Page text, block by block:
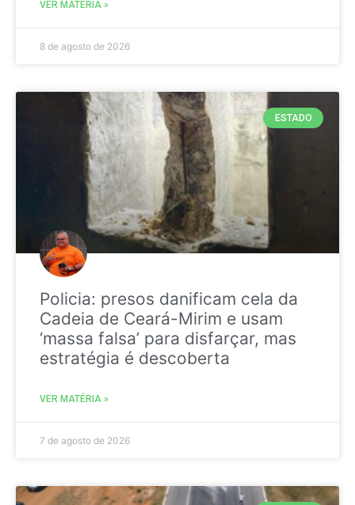
VER MATÉRIA »
8 de agosto de 2026
ESTADO
Policia: presos danificam cela da
Cadeia de Ceará-Mirim e usam
‘massa falsa’ para disfarçar, mas
estratégia é descoberta
VER MATÉRIA »
7 de agosto de 2026